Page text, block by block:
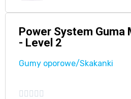
Power System Guma
- Level 2
Gumy oporowe/Skakanki
    